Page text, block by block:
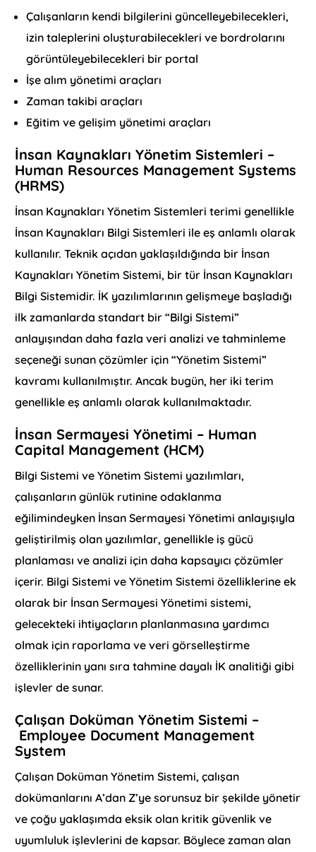
Çalışanların kendi bilgilerini güncelleyebilecekleri,
izin taleplerini oluşturabilecekleri ve bordrolarını
görüntüleyebilecekleri bir portal
İşe alım yönetimi araçları
Zaman takibi araçları
Eğitim ve gelişim yönetimi araçları
İnsan Kaynakları Yönetim Sistemleri –
Human Resources Management Systems
(HRMS)
İnsan Kaynakları Yönetim Sistemleri terimi genellikle
İnsan Kaynakları Bilgi Sistemleri ile eş anlamlı olarak
kullanılır. Teknik açıdan yaklaşıldığında bir İnsan
Kaynakları Yönetim Sistemi, bir tür İnsan Kaynakları
Bilgi Sistemidir. İK yazılımlarının gelişmeye başladığı
ilk zamanlarda standart bir “Bilgi Sistemi”
anlayışından daha fazla veri analizi ve tahminleme
seçeneği sunan çözümler için “Yönetim Sistemi”
kavramı kullanılmıştır. Ancak bugün, her iki terim
genellikle eş anlamlı olarak kullanılmaktadır.
İnsan Sermayesi Yönetimi – Human
Capital Management (HCM)
Bilgi Sistemi ve Yönetim Sistemi yazılımları,
çalışanların günlük rutinine odaklanma
eğilimindeyken İnsan Sermayesi Yönetimi anlayışıyla
geliştirilmiş olan yazılımlar, genellikle iş gücü
planlaması ve analizi için daha kapsayıcı çözümler
içerir. Bilgi Sistemi ve Yönetim Sistemi özelliklerine ek
olarak bir İnsan Sermayesi Yönetimi sistemi,
gelecekteki ihtiyaçların planlanmasına yardımcı
olmak için raporlama ve veri görselleştirme
özelliklerinin yanı sıra tahmine dayalı İK analitiği gibi
işlevler de sunar.
Çalışan Doküman Yönetim Sistemi –
Employee Document Management
System
Çalışan Doküman Yönetim Sistemi, çalışan
dokümanlarını A’dan Z’ye sorunsuz bir şekilde yönetir
ve çoğu yaklaşımda eksik olan kritik güvenlik ve
uyumluluk işlevlerini de kapsar. Böylece zaman alan